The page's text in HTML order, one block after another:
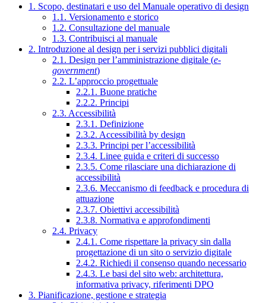
1. Scopo, destinatari e uso del Manuale operativo di design
1.1. Versionamento e storico
1.2. Consultazione del manuale
1.3. Contribuisci al manuale
2. Introduzione al design per i servizi pubblici digitali
2.1. Design per l’amministrazione digitale (e-
government)
2.2. L’approccio progettuale
2.2.1. Buone pratiche
2.2.2. Principi
2.3. Accessibilità
2.3.1. Definizione
2.3.2. Accessibilità by design
2.3.3. Principi per l’accessibilità
2.3.4. Linee guida e criteri di successo
2.3.5. Come rilasciare una dichiarazione di
accessibilità
2.3.6. Meccanismo di feedback e procedura di
attuazione
2.3.7. Obiettivi accessibilità
2.3.8. Normativa e approfondimenti
2.4. Privacy
2.4.1. Come rispettare la privacy sin dalla
progettazione di un sito o servizio digitale
2.4.2. Richiedi il consenso quando necessario
2.4.3. Le basi del sito web: architettura,
informativa privacy, riferimenti DPO
3. Pianificazione, gestione e strategia